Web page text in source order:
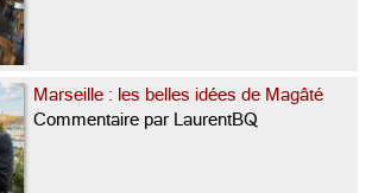
Marseille : les belles idées de Magâté
Commentaire par LaurentBQ